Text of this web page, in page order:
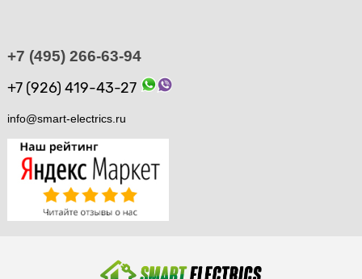
+7 (495) 266-63-94
+7 (926) 419-43-27
info@smart-electrics.ru